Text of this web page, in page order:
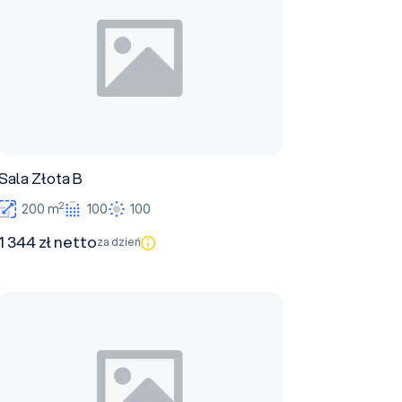
Złota B
200 m2 100 100
344 zł nettoza dzień